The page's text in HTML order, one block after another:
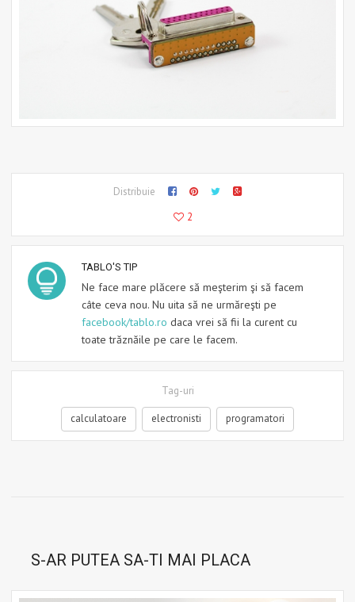
Distribuie
2
TABLO'S TIP
Ne face mare plăcere să meşterim şi să facem
câte ceva nou. Nu uita să ne urmăreşti pe
facebook/tablo.ro daca vrei să fii la curent cu
toate trăznăile pe care le facem.
Tag-uri
calculatoare electronisti programatori
S-AR PUTEA SA-TI MAI PLACA